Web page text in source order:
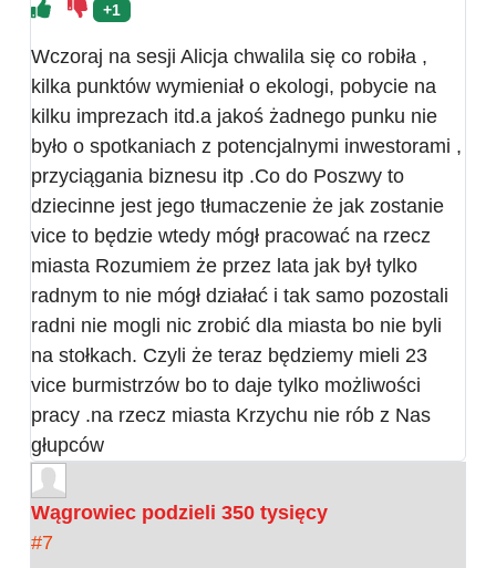
+1
Wczoraj na sesji Alicja chwalila się co robiła ,
kilka punktów wymieniał o ekologi, pobycie na
kilku imprezach itd.a jakoś żadnego punku nie
było o spotkaniach z potencjalnymi inwestorami ,
przyciągania biznesu itp .Co do Poszwy to
dziecinne jest jego tłumaczenie że jak zostanie
vice to będzie wtedy mógł pracować na rzecz
miasta Rozumiem że przez lata jak był tylko
radnym to nie mógł działać i tak samo pozostali
radni nie mogli nic zrobić dla miasta bo nie byli
na stołkach. Czyli że teraz będziemy mieli 23
vice burmistrzów bo to daje tylko możliwości
pracy .na rzecz miasta Krzychu nie rób z Nas
głupców
Wągrowiec podzieli 350 tysięcy
#7